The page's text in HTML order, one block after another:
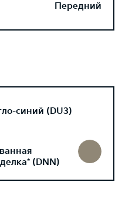
Передний
синий (DU3)
(DNN)